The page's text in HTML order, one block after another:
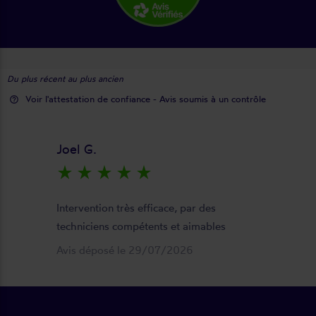
Du plus récent au plus ancien
help_outline Voir l'attestation de confiance - Avis soumis à un contrôle
Joel G.
star_rate star_rate star_rate star_rate star_rate
Intervention très efficace, par des
techniciens compétents et aimables
Avis déposé le 29/07/2026